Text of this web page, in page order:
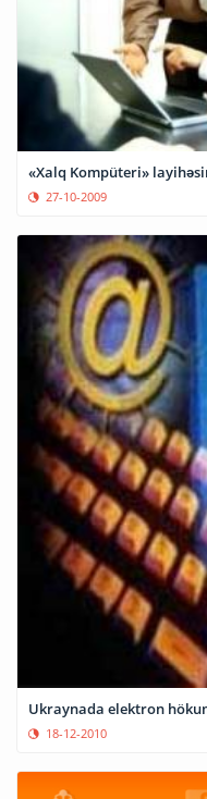
«Xalq Kompüteri»
27-10-2009
Ukraynada elektron
18-12-2010